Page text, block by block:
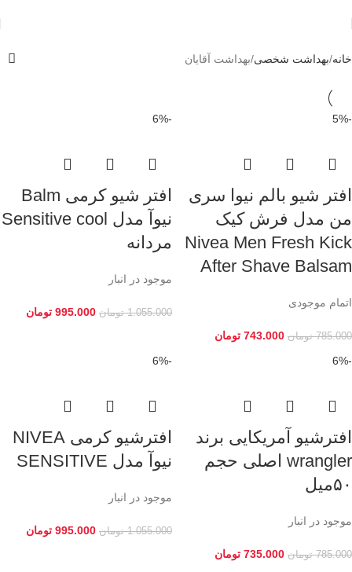
خانه بهداشت شخصی بهداشت آقایان
-5%
افتر شیو بالم نیوا سری
من مدل فرش کیک
Nivea Men Fresh Kick
After Shave Balsam
اتمام موجودی
785.000 تومان 743.000 تومان
-6%
افتر شیو کرمی Balm
نیوآ مدل Sensitive cool
مردانه
موجود در انبار
1.055.000 تومان 995.000 تومان
-6%
افترشیو آمریکایی برند
wrangler اصلی حجم
۵۰میل
موجود در انبار
785.000 تومان 735.000 تومان
-6%
افترشیو کرمی NIVEA
نیوآ مدل SENSITIVE
موجود در انبار
1.055.000 تومان 995.000 تومان